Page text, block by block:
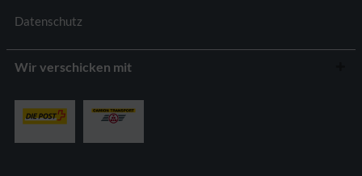
Datenschutz
Wir verschicken mit